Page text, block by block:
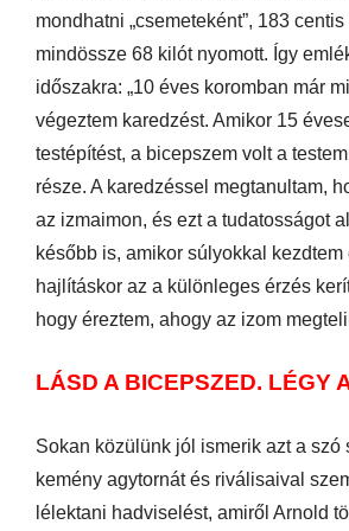
mondhatni „csemeteként”, 183
mindössze 68 kilót nyomott. Így
időszakra: „10 éves koromban már
végeztem karedzést. Amikor 15
testépítést, a bicepszem volt a
része. A karedzéssel megtanultam,
az izmaimon, és ezt a tudatosságot
később is, amikor súlyokkal
hajlításkor az a különleges érzés
hogy éreztem, ahogy az izom
LÁSD A BICEPSZED. LÉGY
Sokan közülünk jól ismerik azt a szó
kemény agytornát és riválisaival
lélektani hadviselést, amiről Arnold